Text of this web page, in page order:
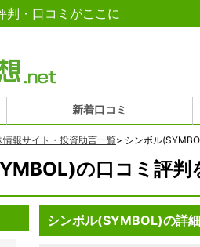
判・口コミがここに
新着口コミ
情報サイト・投資助言一覧> シンボル
の口コミ評判
シンボル(SYMBOL)の詳